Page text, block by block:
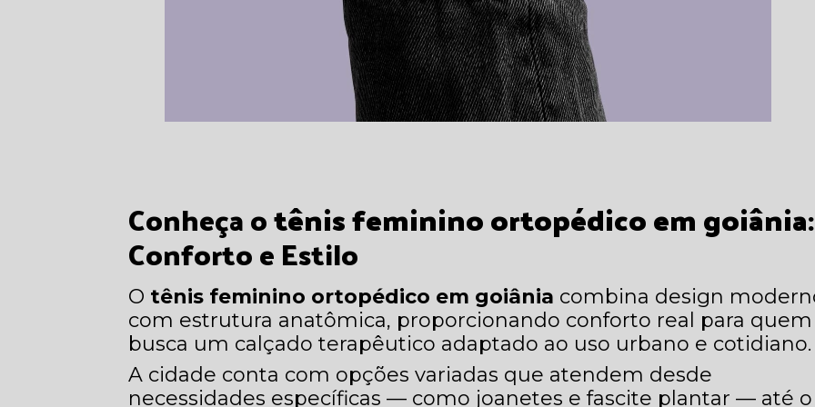
Conheça otênis feminino ortopédico em goiânia:
Conforto e Estilo
O tênis feminino ortopédico em goiânia combina design
com estrutura anatômica, proporcionando conforto real para quem
busca um calçado terapêutico adaptado ao uso urbano e cotidiano.
A cidade conta com opções variadas que atendem desde
necessidades específicas — como joanetes e fascite plantar — até o